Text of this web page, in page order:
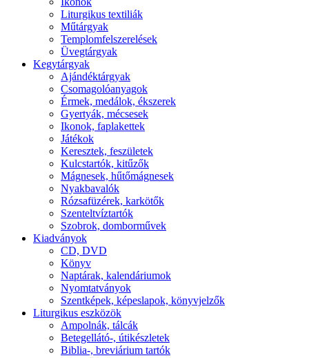
Liturgikus textiliák
Műtárgyak
Templomfelszerelések
Üvegtárgyak
Kegytárgyak
Ajándéktárgyak
Csomagolóanyagok
Érmek, medálok, ékszerek
Gyertyák, mécsesek
Ikonok, faplakettek
Játékok
Keresztek, feszületek
Kulcstartók, kitűzők
Mágnesek, hűtőmágnesek
Nyakbavalók
Rózsafüzérek, karkötők
Szenteltvíztartók
Szobrok, domborművek
Kiadványok
CD, DVD
Könyv
Naptárak, kalendáriumok
Nyomtatványok
Szentképek, képeslapok, könyvjelzők
Liturgikus eszközök
Ampolnák, tálcák
Betegellátó-, útikészletek
Biblia-, breviárium tartók